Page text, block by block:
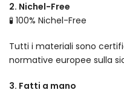
2. Nichel-Free
🧪 100% Nichel-Free
Tutti i materiali sono
normative europee sulla
3. Fatti a mano